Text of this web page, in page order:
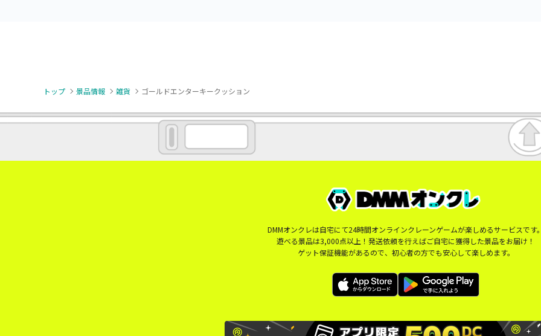
トップ 景品情報 雑貨 ゴールドエンターキークッション
DMMオンクレは自宅にて24時間オンラインクレーンゲームが楽しめるサービスです
遊べる景品は3,000点以上！発送依頼を行えばご自宅に獲得した景品をお届け！
ゲット保証機能があるので、初心者の方でも安心して楽しめます。